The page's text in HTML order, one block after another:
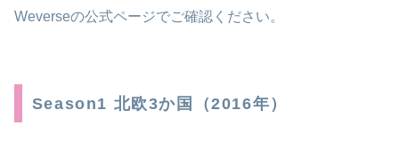
Weverseの公式ページでご確認ください。
Season1 北欧3か国（2016年）